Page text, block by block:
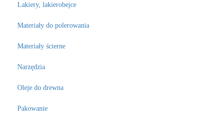
Lakiery, lakierobejce
Materiały do polerowania
Materiały ścierne
Narzędzia
Oleje do drewna
Pakowanie